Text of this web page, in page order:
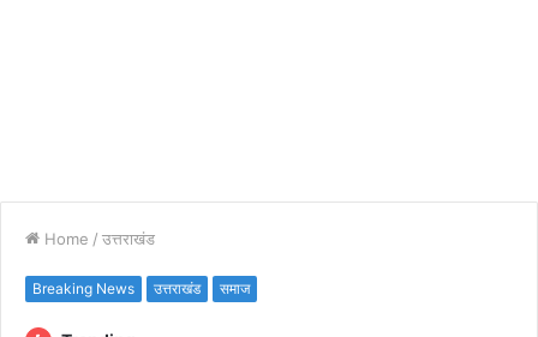
Home / उत्तराखंड
Breaking News उत्तराखंड समाज